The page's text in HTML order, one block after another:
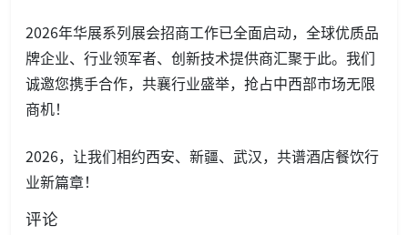
2026年华展系列展会招商工作已全面启动，全球优质品
牌企业、行业领军者、创新技术提供商汇聚于此。我们
诚邀您携手合作，共襄行业盛举，抢占中西部市场无限
商机！
2026，让我们相约西安、新疆、武汉，共谱酒店餐饮行
业新篇章！
评论